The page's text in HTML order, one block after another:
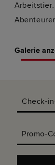
Galerie
Check-
Promo-